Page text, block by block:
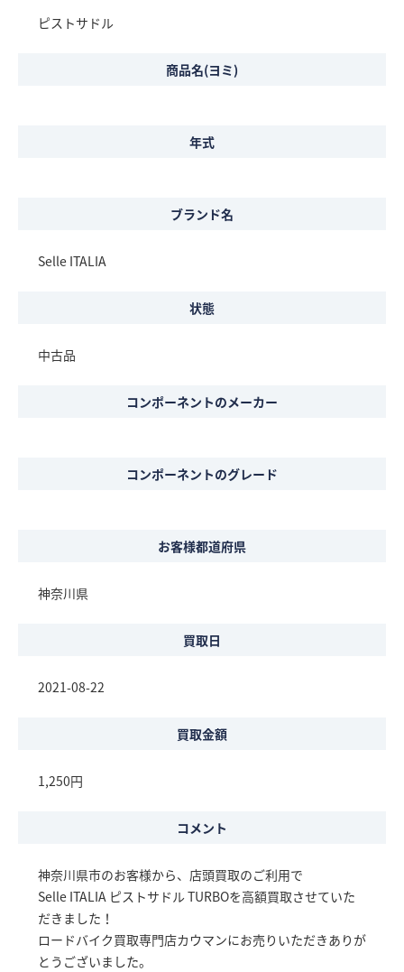
ピストサドル
商品名(ヨミ)
年式
ブランド名
Selle ITALIA
状態
中古品
コンポーネントのメーカー
コンポーネントのグレード
お客様都道府県
神奈川県
買取日
2021-08-22
買取金額
1,250円
コメント
神奈川県市のお客様から、店頭買取のご利用で
Selle ITALIA ピストサドル TURBOを高額買取させていた
だきました！
ロードバイク買取専門店カウマンにお売りいただきありが
とうございました。